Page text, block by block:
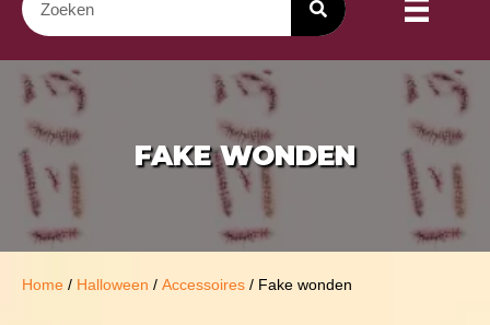
FAKE WONDEN
Home / Halloween / Accessoires / Fake wonden